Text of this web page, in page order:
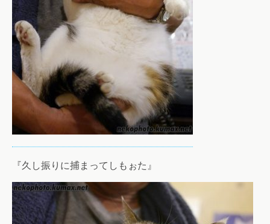
『久し振りに捕まってしもぉた』